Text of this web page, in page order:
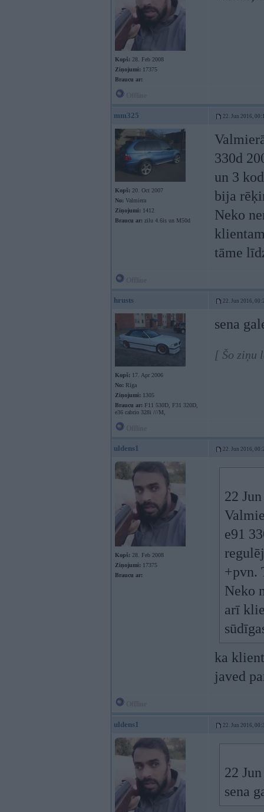
Kopš: 28. Feb 2008
Ziņojumi: 17375
Braucu ar:
mm325 22. Jun 2016,
Kopš: 20. Oct 2007
No: Valmiera
Ziņojumi: 1412
Braucu ar: zilu 4.6is un M50d
330d
un 3
bija
Neko
tāme
hrusts 22. Jun 2016,
Kopš: 17. Apr 2006
No: Rīga
Ziņojumi: 1305
Braucu ar: F11 530D, F31 320D,
e36 cabrio 328i ///M,
sena
[ Šo ziņu
uldens1 22. Jun 2016,
Kopš: 28. Feb 2008
Ziņojumi: 17375
Braucu ar:
22
e91
+pvn.
Neko
arī
ka
javed
uldens1 22. Jun 2016,
22
sena